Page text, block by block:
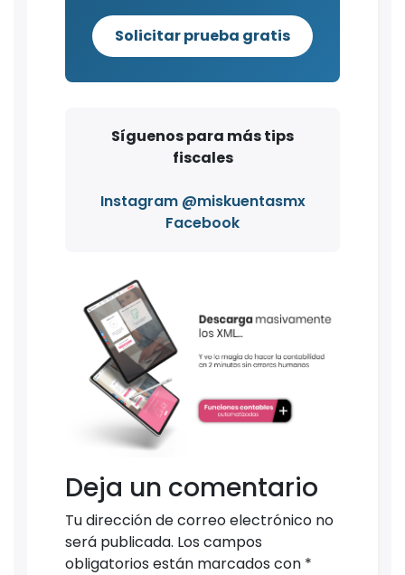
Solicitar prueba gratis
Síguenos para más tips
fiscales
Instagram @miskuentasmx
Facebook
Deja un comentario
Tu dirección de correo electrónico no
será publicada. Los campos
obligatorios están marcados con *